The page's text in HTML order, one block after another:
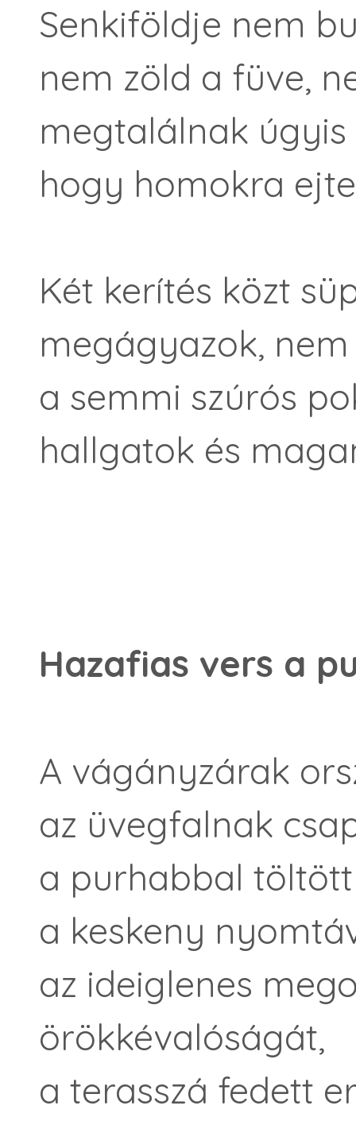
Senkiföldje nem
nem zöld a füve,
megtalálnak
hogy homokra
Két kerítés közt
megágyazok,
a semmi szúrós
hallgatok és
Hazafias vers a
A vágányzárak
az üvegfalnak
a purhabbal
a keskeny
az ideiglenes
örökkévalóságát,
a terasszá fedett